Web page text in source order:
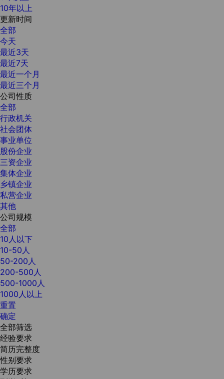
10年以上
更新时间
全部
今天
最近3天
最近7天
最近一个月
最近三个月
公司性质
全部
行政机关
社会团体
事业单位
股份企业
三资企业
集体企业
乡镇企业
私营企业
其他
公司规模
全部
10人以下
10-50人
50-200人
200-500人
500-1000人
1000人以上
重置
确定
全部筛选
经验要求
简历完整度
性别要求
学历要求